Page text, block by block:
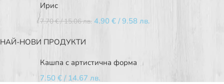
Ирис
7.70€/ 15.06 лв. 4.90 € / 9.58 лв.
НАЙ-НОВИ ПРОДУКТИ
Кашпа с артистична форма
7.50 € / 14.67 лв.